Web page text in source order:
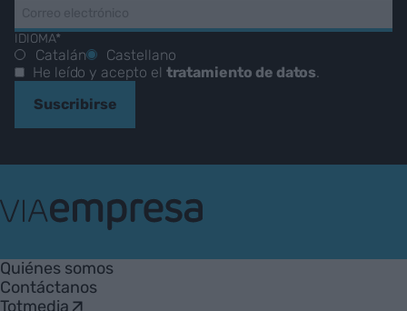
IDIOMA*
Catalán
Castellano
He leído y acepto el tratamiento de datos
Suscribirse
Empresa
Quiénes somos
Contáctanos
Totmedia